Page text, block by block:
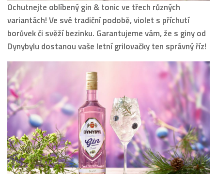
Ochutnejte oblíbený gin & tonic ve třech různých
variantách! Ve své tradiční podobě, violet s příchutí
borůvek či svěží bezinku. Garantujeme vám, že s giny od
Dynybylu dostanou vaše letní grilovačky ten správný říz!